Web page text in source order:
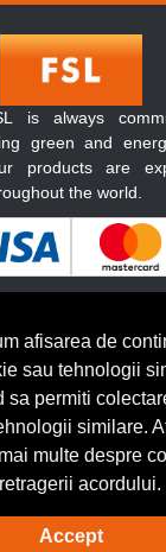
is always
green and
products are
the world.
Lumilux. Toate
powered
afisarea de
sau tehnologii
sa permiti
similare.
multe despre
acordului.
Accept